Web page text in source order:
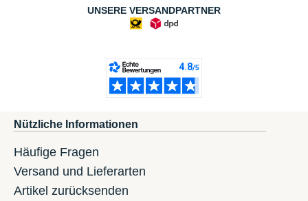
UNSERE VERSANDPARTNER
Nützliche Informationen
Häufige Fragen
Versand und Lieferarten
Artikel zurücksenden